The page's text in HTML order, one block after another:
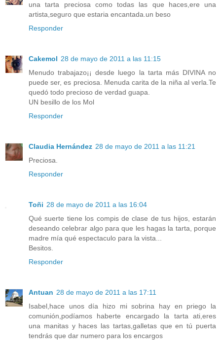
una tarta preciosa como todas las que haces,ere una
artista,seguro que estaria encantada.un beso
Responder
Cakemol 28 de mayo de 2011 a las 11:15
Menudo trabajazo¡¡ desde luego la tarta más DIVINA no
puede ser, es preciosa. Menuda carita de la niña al verla.Te
quedó todo precioso de verdad guapa.
UN besillo de los Mol
Responder
Claudia Hernández 28 de mayo de 2011 a las 11:21
Preciosa.
Responder
Toñi 28 de mayo de 2011 a las 16:04
Qué suerte tiene los compis de clase de tus hijos, estarán
deseando celebrar algo para que les hagas la tarta, porque
madre mía qué espectaculo para la vista...
Besitos.
Responder
Antuan 28 de mayo de 2011 a las 17:11
Isabel,hace unos día hizo mi sobrina hay en priego la
comunión,podíamos haberte encargado la tarta ati,eres
una manitas y haces las tartas,galletas que en tú puerta
tendrás que dar numero para los encargos